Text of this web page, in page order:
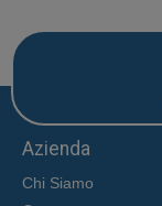
Azienda
Chi Siamo